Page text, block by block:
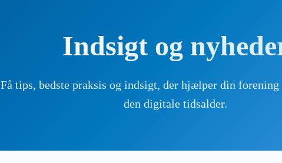
Indsigt og
Få tips, bedste praksis og indsigt, der hjælper din
den digitale tidsalder.